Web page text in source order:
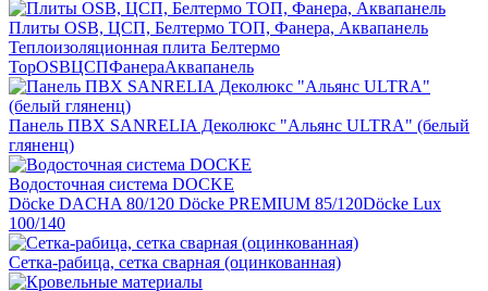
Плиты OSB, ЦСП, Белтермо ТОП, Фанера, Аквапанель
Теплоизоляционная плита Белтермо
TopOSBЦСПФанераАквапанель
Панель ПВХ SANRELIA Деколюкс "Альянс ULTRA" (белый
гляненц)
Водосточная система DOCKE
Döсkе DACHA 80/120 Döcke PREMIUM 85/120Döсkе Luх
100/140
Сетка-рабица, сетка сварная (оцинкованная)